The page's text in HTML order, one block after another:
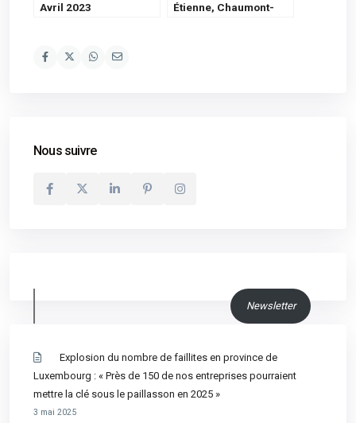
Avril 2023
Étienne, Chaumont-
Nous suivre
Newsletter
Explosion du nombre de faillites en province de
Luxembourg : « Près de 150 de nos entreprises pourraient
mettre la clé sous le paillasson en 2025 »
3 mai 2025